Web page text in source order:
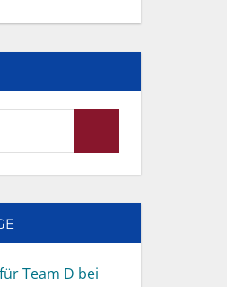
Team D bei